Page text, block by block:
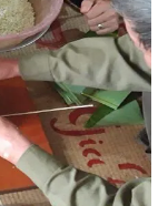
:
Kho Muong-